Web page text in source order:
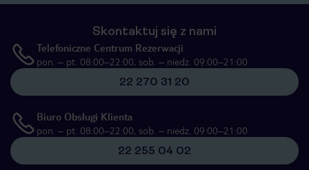
Skontaktuj się z nami
Telefoniczne Centrum Rezerwacji
pon. – pt. 08:00–22:00, sob. – niedz. 09:00–21:00
22 270 31 20
Biuro Obsługi Klienta
pon. – pt. 08:00–22:00, sob. – niedz. 09:00–21:00
22 255 04 02